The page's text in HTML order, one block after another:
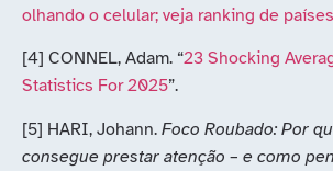
olhando o celular; veja ranking de países
[4] CONNEL, Adam. “23 Shocking
Statistics For 2025”.
[5] HARI, Johann. Foco Roubado: Por
consegue prestar atenção – e como